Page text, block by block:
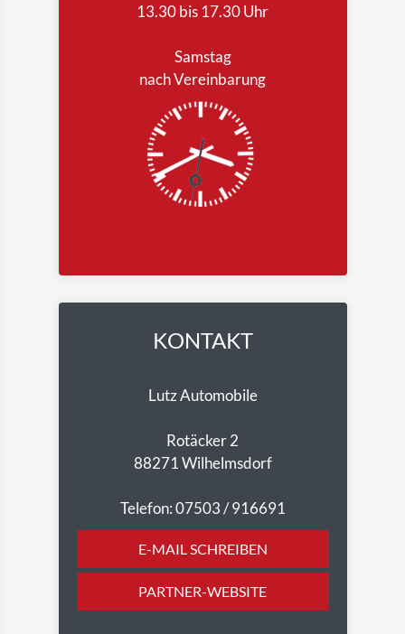
13.30 bis 17.30 Uhr
Samstag
nach Vereinbarung
KONTAKT
Lutz Automobile
Rotäcker 2
88271 Wilhelmsdorf
Telefon: 07503 / 916691
E-MAIL SCHREIBEN
PARTNER-WEBSITE